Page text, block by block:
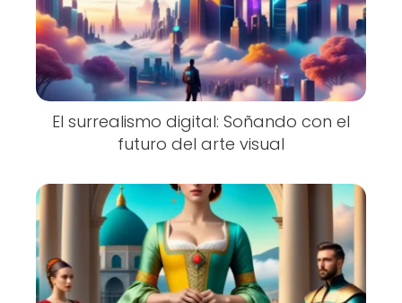
El surrealismo digital: Soñando con el
futuro del arte visual